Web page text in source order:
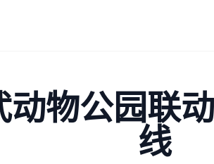
动物公园联
线